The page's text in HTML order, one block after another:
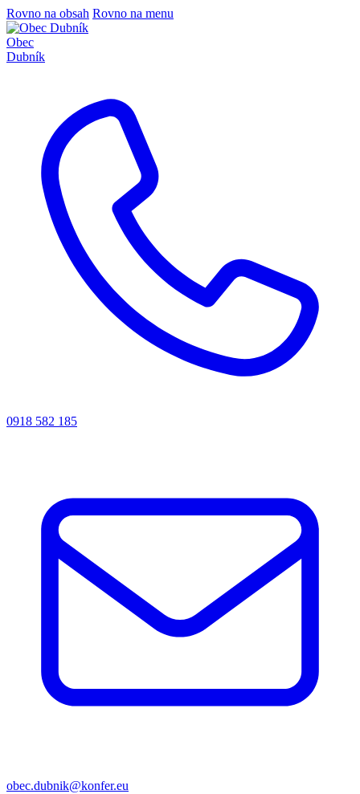
Rovno na obsah Rovno na menu
Obec
Dubník
0918 582 185
obec.dubnik@konfer.eu